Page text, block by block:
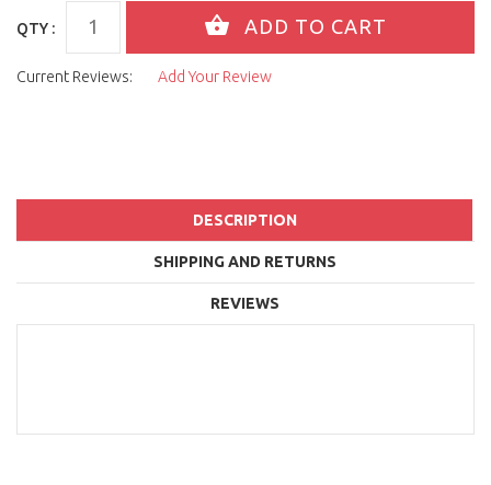
QTY :
Current Reviews: Add Your Review
DESCRIPTION
SHIPPING AND RETURNS
REVIEWS